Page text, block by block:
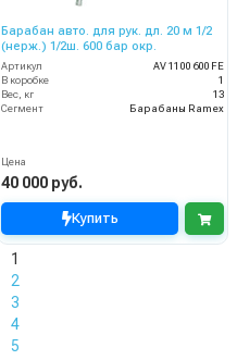
Барабан авто. для рук. дл. 20 м 1/2
(нерж.) 1/2ш. 600 бар окр.
Артикул
AV 1100 600 FE
В коробке
1
Вес, кг
13
Сегмент
Барабаны Ramex
Цена
40 000 руб.
Купить
1
2
3
4
5